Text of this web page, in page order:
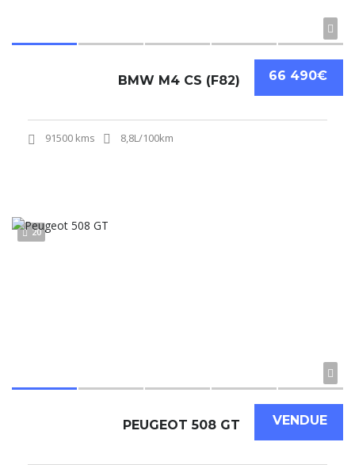
66 490€
BMW M4 CS (F82)
91500 kms 8,8L/100km
20
VENDUE
PEUGEOT 508 GT